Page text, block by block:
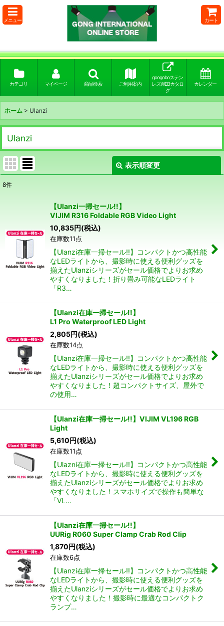
メニュー カート
カテゴリ マイページ 商品検索 ご利用案内
googoboステン
レスWEBカタロ
グ
カレンダー
ホーム > Ulanzi
Ulanzi
表示順変更
絞り込む
8件
【Ulanzi一掃セール!!】
VIJIM R316 Foldable RGB Video Light
10,835円(税込)
在庫数11点
【Ulanzi在庫一掃セール!!】コンパクトかつ高性能
なLEDライトから、撮影時に使える便利グッズを
揃えたUlanziシリーズがセール価格でよりお求め
やすくなりました！折り畳み可能なLEDライト
「R3…
【Ulanzi在庫一掃セール!!】
L1 Pro Waterproof LED Light
2,805円(税込)
在庫数14点
【Ulanzi在庫一掃セール!!】コンパクトかつ高性能
なLEDライトから、撮影時に使える便利グッズを
揃えたUlanziシリーズがセール価格でよりお求め
やすくなりました！超コンパクトサイズ、屋外で
の使用…
【Ulanzi在庫一掃セール!!】VIJIM VL196 RGB
Light
5,610円(税込)
在庫数11点
【Ulazni在庫一掃セール!!】コンパクトかつ高性能
なLEDライトから、撮影時に使える便利グッズを
揃えたUlanziシリーズがセール価格でよりお求め
やすくなりました！スマホサイズで操作も簡単な
「VL…
【Ulanzi在庫一掃セール!!】
UURig R060 Super Clamp Crab Rod Clip
1,870円(税込)
在庫数6点
【Ulanzi在庫一掃セール!!】コンパクトかつ高性能
なLEDライトから、撮影時に使える便利グッズを
揃えたUlanziシリーズがセール価格でよりお求め
やすくなりました！撮影時に最適なコンパクトク
ランプ…